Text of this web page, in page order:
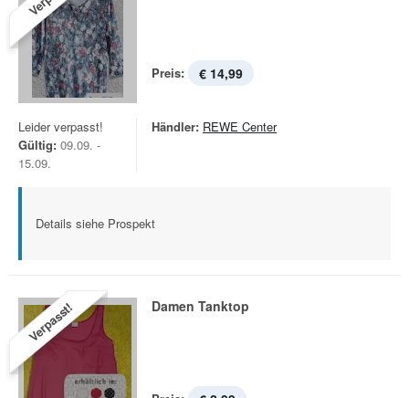
Preis: € 14,99
Leider verpasst!
Gültig: 09.09. -
15.09.
Händler: REWE Center
Details siehe Prospekt
Verpasst! Damen Tanktop